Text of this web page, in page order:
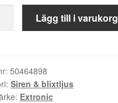
Lägg till i varukorg
50464898
Siren & blixtljus
Extronic